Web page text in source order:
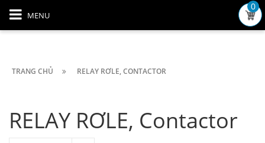
MENU
0
TRANG CHỦ RELAY RƠLE, CONTACTOR
RELAY RƠLE, Contactor